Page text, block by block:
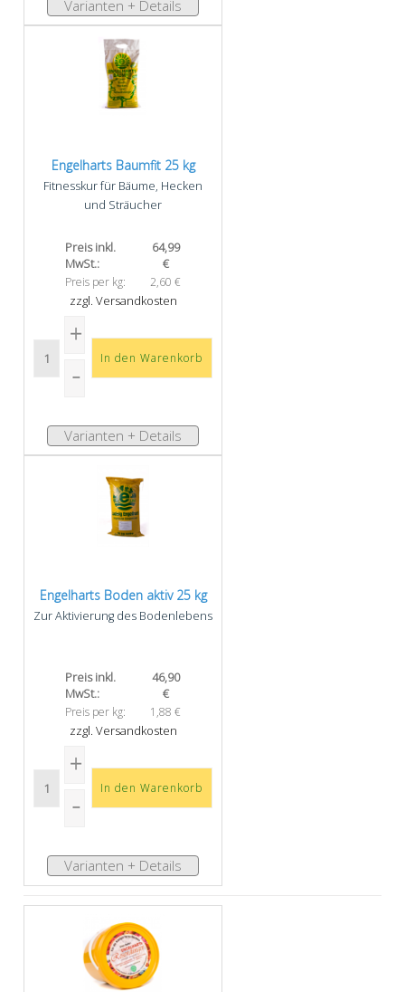
Varianten + Details
Engelharts Baumfit 25 kg
Fitnesskur für Bäume, Hecken
und Sträucher
Preis inkl.
MwSt.:
64,99
€
Preis per kg: 2,60 €
zzgl. Versandkosten
Varianten + Details
Engelharts Boden aktiv 25 kg
Zur Aktivierung des Bodenlebens
Preis inkl.
MwSt.:
46,90
€
Preis per kg: 1,88 €
zzgl. Versandkosten
Varianten + Details